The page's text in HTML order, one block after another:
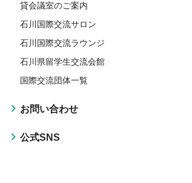
貸会議室のご案内
石川国際交流サロン
石川国際交流ラウンジ
石川県留学生交流会館
国際交流団体一覧
お問い合わせ
公式SNS